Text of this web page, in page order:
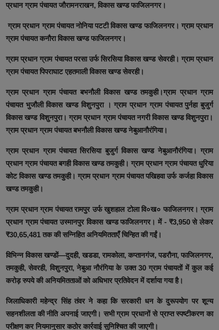
प्रधान ग्राम पंचायत जौरामनराखन, विकास खण्ड फाजिलनगर।
ग्राम प्रधान ग्राम पंचायत नोनिया पटटी विकास खण्ड फाजिलनगर। ग्राम प्रधान
ग्राम पंचायत कनौरा विकास खण्ड फाजिलनगर।
ग्राम प्रधान ग्राम पंचायत परसा उर्फ सिरसिया विकास खण्ड सेवरही। ग्राम प्रधान
ग्राम पंचायत पिपराघाट एहतमाली विकास खण्ड सेवरही।
ग्राम प्रधान ग्राम पंचायत बभनौली विकास खण्ड तमकुही।ग्राम प्रधान ग्राम
पंचायत भुजौली विकास खण्ड विशुनपुरा । ग्राम प्रधान ग्राम पंचायत पुर्नहा बुजुर्ग
विकास खण्ड विशुनपुरा। ग्राम प्रधान ग्राम पंचायत नगरी विकास खण्ड विशुनपुरा।
ग्राम प्रधान ग्राम पंचायत बभनौली विकास खण्ड नेबुआनौरंगिया।
ग्राम प्रधान ग्राम पंचायत सिरसिया बुजुर्ग विकास खण्ड नेबुआनौरंगिया। ग्राम
प्रधान ग्राम पंचायत बगही विकास खण्ड तमकुही। ग्राम प्रधान ग्राम पंचायत धुरिया
कोट विकास खण्ड तमकुही। ग्राम प्रधान ग्राम पंचायत पखिहवा उर्फ कर्जहा विकास
खण्ड तमकुही।
ग्राम प्रधान ग्राम पंचायत रामपुर उर्फ खुशहाल टोला वि०ख० फाजिलनगर। ग्राम
प्रधान ग्राम पंचायत उस्मानपुर विकास खण्ड फाजिलनगर। में - ₹3,950 से लेकर
₹30,65,481 तक की सन्निहित अनियमितताएँ चिन्हित की गईं।
विभिन्न विकास खण्डों—दुदही, खडडा, रामकोला, कप्तानगंज, पडरौना, फाजिलनगर,
तमकुही, सेवरही, विशुनपुरा, नेबुआ नौरंगिया के उक्त 30 ग्राम पंचायतों में कुल कई
करोड़ रुपये की अनियमितताओं को अधिभार प्रतिवेदन में दर्शाया गया है।
जिलाधिकारी महेन्द्र सिंह तंवर ने कहा कि सरकारी धन के दुरूपयोग पर शून्य
सहनशीलता की नीति अपनाई जाएगी। सभी ग्राम प्रधानों से प्राप्त स्पष्टीकरण का
परीक्षण कर नियमानुसार कठोर कार्रवाई सुनिश्चित की जाएगी।